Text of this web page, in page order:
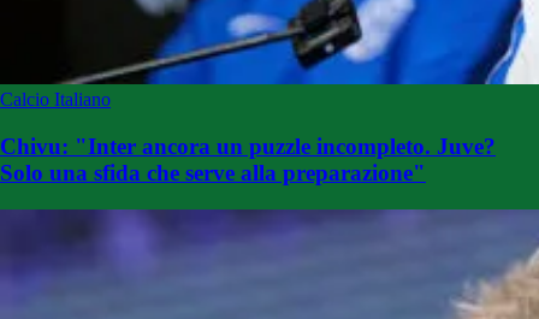
Calcio Italiano
Chivu: "Inter ancora un puzzle incompleto. Juve?
Solo una sfida che serve alla preparazione"